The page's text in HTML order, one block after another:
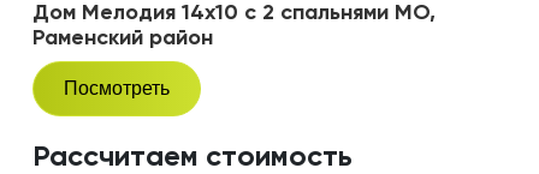
Дом Мелодия 14х10 с 2 спальнями МО,
Раменский район
Посмотреть
Рассчитаем стоимость